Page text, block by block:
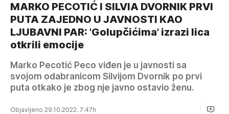
MARKO PECOTIĆ I SILVIA DVORNIK PRVI
PUTA ZAJEDNO U JAVNOSTI KAO
LJUBAVNI PAR: 'Golupčićima' izrazi lica
otkrili emocije
Marko Pecotić Peco viđen je u javnosti sa
svojom odabranicom Silvijom Dvornik po prvi
puta otkako je zbog nje javno ostavio ženu.
Objavljeno 29.10.2022. 7:47h